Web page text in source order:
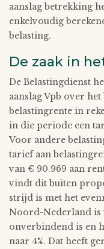
aanslag betrekking
enkelvoudig
belasting.
De zaak in
De Belastingdienst
aanslag Vpb over
belastingrente in
in die periode een
Voor andere
tarief aan
van € 90.969 aan
vindt dit buiten
strijd is met het
Noord-Nederland is
onverbindend is en
naar 4%. Dat heeft